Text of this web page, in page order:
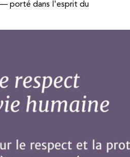
porté dans l'esprit du